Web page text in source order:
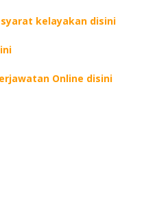
kelayakan disini
Online disini